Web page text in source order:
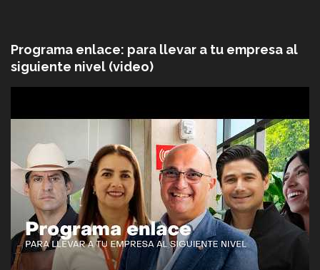
Programa enlace: para llevar a tu empresa al
siguiente nivel (video)